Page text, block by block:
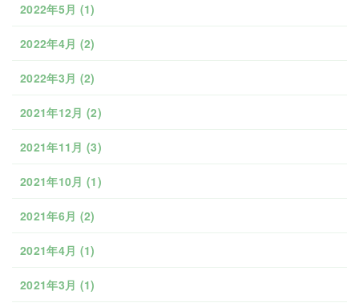
2022年5月 (1)
2022年4月 (2)
2022年3月 (2)
2021年12月 (2)
2021年11月 (3)
2021年10月 (1)
2021年6月 (2)
2021年4月 (1)
2021年3月 (1)